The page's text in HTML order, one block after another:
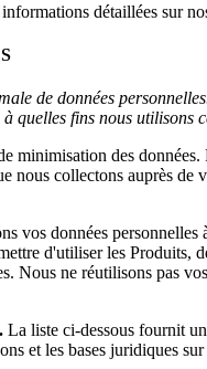
détaillées sur
de données
quelles fins nous
minimisation des
collectons auprès
vos données personnelles
d'utiliser les Produits,
Nous ne réutilisons pas
La liste ci-dessous fournit
et les bases juridiques